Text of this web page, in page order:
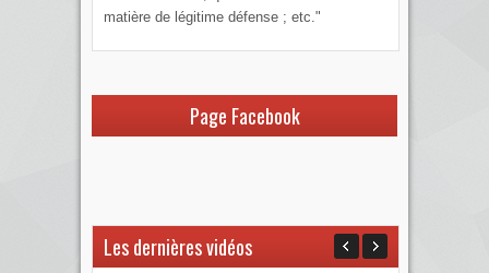
matière de légitime défense ; etc."
Page Facebook
Les dernières vidéos